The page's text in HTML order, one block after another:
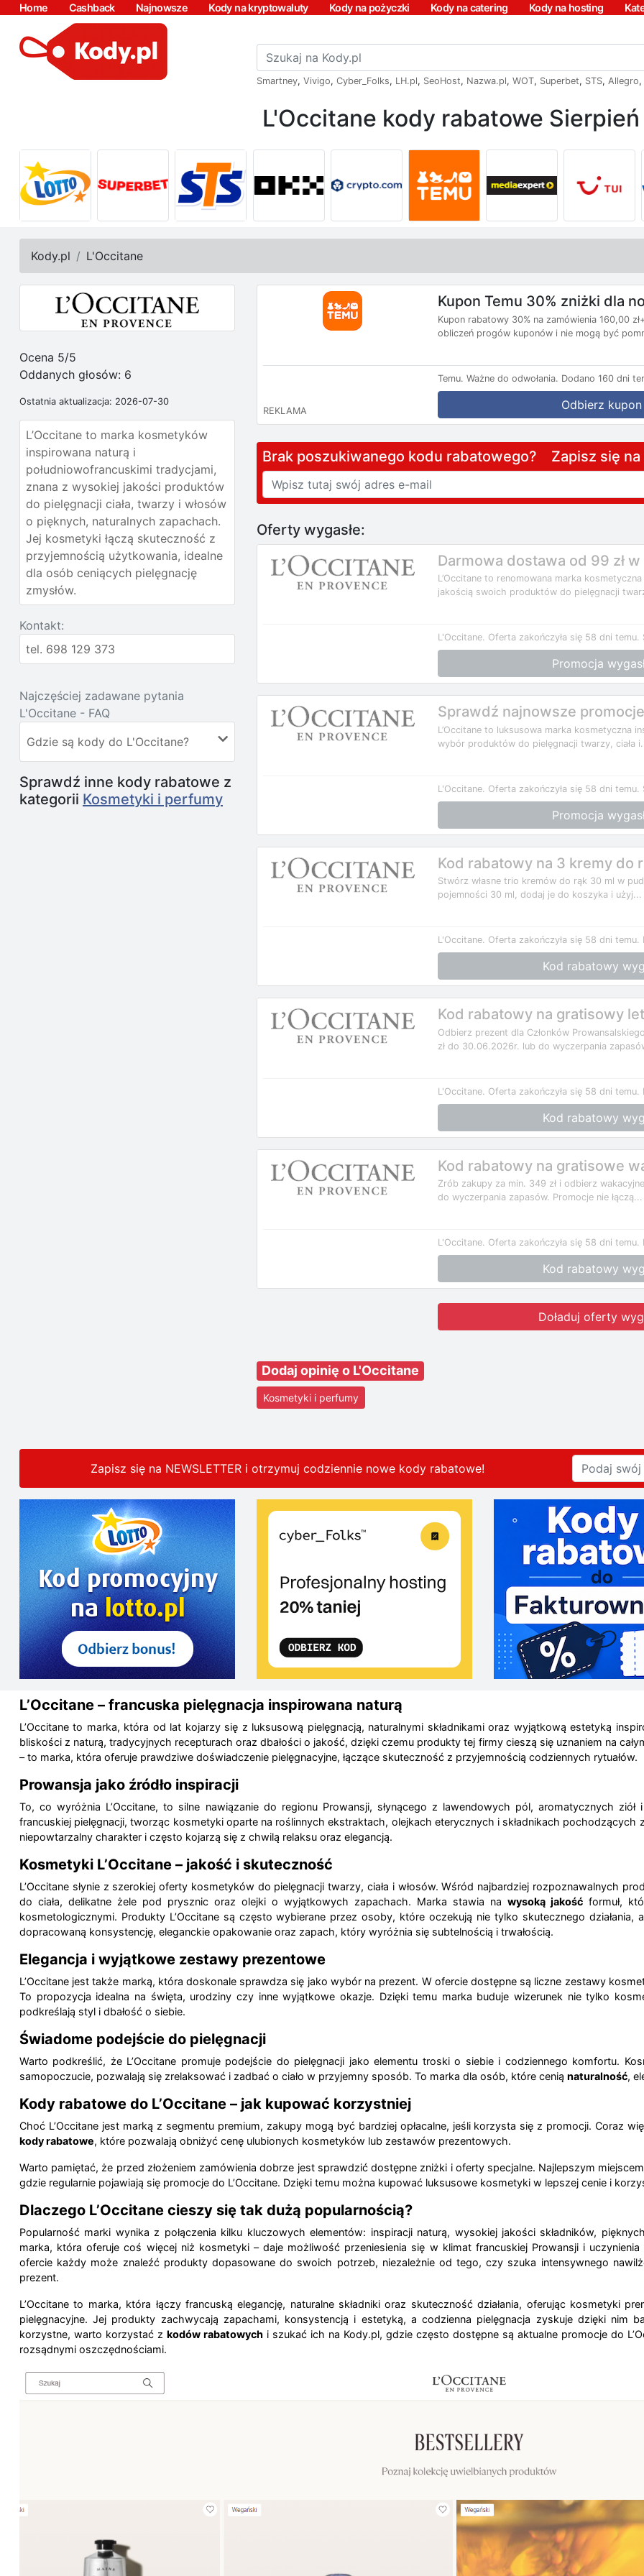
Home Cashback Najnowsze Kody na kryptowaluty Kody na pożyczki Kody na catering Kody na hosting
Smartney, Vivigo, Cyber_Folks, LH.pl, SeoHost, Nazwa.pl, WOT, Superbet, STS, Allegro,
L'Occitane kody rabatowe
Kody.pl L'Occitane
Ocena 5/5
Oddanych głosów: 6
Ostatnia aktualizacja: 2026-07-30
L’Occitane to marka kosmetyków
inspirowana naturą i
południowofrancuskimi tradycjami,
znana z wysokiej jakości produktów
do pielęgnacji ciała, twarzy i włosów
o pięknych, naturalnych zapachach.
Jej kosmetyki łączą skuteczność z
przyjemnością użytkowania, idealne
dla osób ceniących pielęgnację
zmysłów.
Kontakt:
tel. 698 129 373
Najczęściej zadawane pytania
L'Occitane - FAQ
Gdzie są kody do L'Occitane?
Sprawdź inne kody rabatowe z
kategorii Kosmetyki i perfumy
Kupon Temu 30% zniżki dla
Kupon rabatowy 30% na zamówienia 160,00
obliczeń progów kuponów i nie mogą być
Temu. Ważne do odwołania. Dodano 160 dni
REKLAMA Odbierz kupon
Brak poszukiwanego kodu rabatowego? Zapisz się na
Oferty wygasłe:
Darmowa dostawa od 99 zł w
L’Occitane to renomowana marka
jakością swoich produktów do pielęgnacji
L'Occitane. Oferta zakończyła się 58 dni temu.
Promocja
Sprawdź najnowsze
L’Occitane to luksusowa marka kosmetyczna
wybór produktów do pielęgnacji twarzy, ciała
L'Occitane. Oferta zakończyła się 58 dni temu.
Promocja
Kod rabatowy na 3 kremy do
Stwórz własne trio kremów do rąk 30 ml w
pojemności 30 ml, dodaj je do koszyka i użyj...
L'Occitane. Oferta zakończyła się 58 dni temu.
Kod rabatowy
Kod rabatowy na gratisowy
Odbierz prezent dla Członków
zł do 30.06.2026r. lub do wyczerpania
L'Occitane. Oferta zakończyła się 58 dni temu.
Kod rabatowy
Kod rabatowy na gratisowe
Zrób zakupy za min. 349 zł i odbierz
do wyczerpania zapasów. Promocje nie łączą...
L'Occitane. Oferta zakończyła się 58 dni temu.
Kod rabatowy
Doładuj oferty
Dodaj opinię o L'Occitane
Kosmetyki i perfumy
Zapisz się na NEWSLETTER i otrzymuj codziennie nowe kody rabatowe!
L’Occitane – francuska pielęgnacja inspirowana naturą
L’Occitane to marka, która od lat kojarzy się z luksusową pielęgnacją, naturalnymi składnikami oraz wyjątkową estetyką
bliskości z naturą, tradycyjnych recepturach oraz dbałości o jakość, dzięki czemu produkty tej firmy cieszą się uznaniem na
– to marka, która oferuje prawdziwe doświadczenie pielęgnacyjne, łączące skuteczność z przyjemnością codziennych rytuałów.
Prowansja jako źródło inspiracji
To, co wyróżnia L’Occitane, to silne nawiązanie do regionu Prowansji, słynącego z lawendowych pól, aromatycznych
francuskiej pielęgnacji, tworząc kosmetyki oparte na roślinnych ekstraktach, olejkach eterycznych i składnikach pochodzących
niepowtarzalny charakter i często kojarzą się z chwilą relaksu oraz elegancją.
Kosmetyki L’Occitane – jakość i skuteczność
L’Occitane słynie z szerokiej oferty kosmetyków do pielęgnacji twarzy, ciała i włosów. Wśród najbardziej rozpoznawalnych
do ciała, delikatne żele pod prysznic oraz olejki o wyjątkowych zapachach. Marka stawia na wysoką jakość formuł,
kosmetologicznymi. Produkty L’Occitane są często wybierane przez osoby, które oczekują nie tylko skutecznego
dopracowaną konsystencję, eleganckie opakowanie oraz zapach, który wyróżnia się subtelnością i trwałością.
Elegancja i wyjątkowe zestawy prezentowe
L’Occitane jest także marką, która doskonale sprawdza się jako wybór na prezent. W ofercie dostępne są liczne zestawy
To propozycja idealna na święta, urodziny czy inne wyjątkowe okazje. Dzięki temu marka buduje wizerunek nie tylko
podkreślają styl i dbałość o siebie.
Świadome podejście do pielęgnacji
Warto podkreślić, że L’Occitane promuje podejście do pielęgnacji jako elementu troski o siebie i codziennego komfortu.
samopoczucie, pozwalają się zrelaksować i zadbać o ciało w przyjemny sposób. To marka dla osób, które cenią naturalność,
Kody rabatowe do L’Occitane – jak kupować korzystniej
Choć L’Occitane jest marką z segmentu premium, zakupy mogą być bardziej opłacalne, jeśli korzysta się z promocji. Coraz
kody rabatowe, które pozwalają obniżyć cenę ulubionych kosmetyków lub zestawów prezentowych.
Warto pamiętać, że przed złożeniem zamówienia dobrze jest sprawdzić dostępne zniżki i oferty specjalne. Najlepszym
gdzie regularnie pojawiają się promocje do L’Occitane. Dzięki temu można kupować luksusowe kosmetyki w lepszej cenie i
Dlaczego L’Occitane cieszy się tak dużą popularnością?
Popularność marki wynika z połączenia kilku kluczowych elementów: inspiracji naturą, wysokiej jakości składników,
marka, która oferuje coś więcej niż kosmetyki – daje możliwość przeniesienia się w klimat francuskiej Prowansji i
ofercie każdy może znaleźć produkty dopasowane do swoich potrzeb, niezależnie od tego, czy szuka intensywnego
prezent.
L’Occitane to marka, która łączy francuską elegancję, naturalne składniki oraz skuteczność działania, oferując kosmetyki
pielęgnacyjne. Jej produkty zachwycają zapachami, konsystencją i estetyką, a codzienna pielęgnacja zyskuje dzięki nim
korzystne, warto korzystać z kodów rabatowych i szukać ich na Kody.pl, gdzie często dostępne są aktualne promocje do
rozsądnymi oszczędnościami.